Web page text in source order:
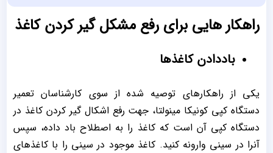
راهکار هایی برای رفع مشکل گیر کردن کاغذ
باددادن کاغذها
یکی از راهکارهای توصیه شده از سوی کارشناسان تعمیر
دستگاه کپی کونیکا مینولتا، جهت رفع اشکال گیر کردن کاغذ در
دستگاه کپی آن است که کاغذ را به اصطلاح باد داده، سپس
آنرا در سینی وارونه کنید. کاغذ موجود در سینی را با کاغذهای